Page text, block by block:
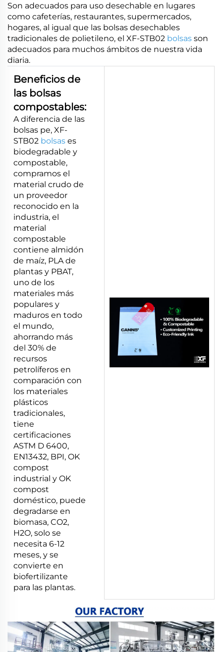
Son adecuados para uso desechable en lugares
como cafeterías, restaurantes, supermercados,
hogares, al igual que las bolsas desechables
tradicionales de polietileno, el XF-STB02 bolsas son
adecuados para muchos ámbitos de nuestra vida
diaria.
Beneficios de
las bolsas
compostables:
A diferencia de las
bolsas pe, XF-
STB02 bolsas es
biodegradable y
compostable,
compramos el
material crudo de
un proveedor
reconocido en la
industria, el
material
compostable
contiene almidón
de maíz, PLA de
plantas y PBAT,
uno de los
materiales más
populares y
maduros en todo
el mundo,
ahorrando más
del 30% de
recursos
petrolíferos en
comparación con
los materiales
plásticos
tradicionales,
tiene
certificaciones
ASTM D 6400,
EN13432, BPI, OK
compost
industrial y OK
compost
doméstico, puede
degradarse en
biomasa, CO2,
H2O, solo se
necesita 6-12
meses, y se
convierte en
biofertilizante
para las plantas.